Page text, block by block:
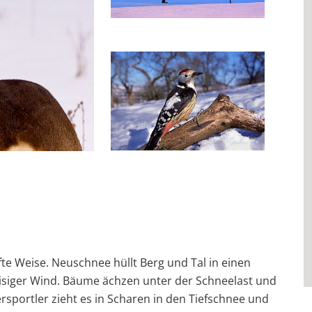
Weise. Neuschnee hüllt Berg und Tal in einen
Wind. Bäume ächzen unter der Schneelast und
zieht es in Scharen in den Tiefschnee und